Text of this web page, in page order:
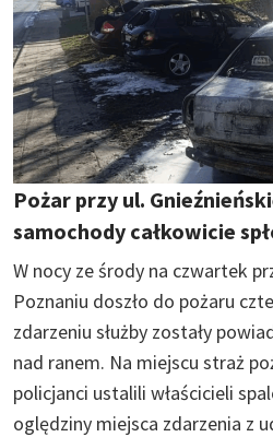
Pożar przy ul.
samochody całkowicie
W nocy ze środy na czwartek
Poznaniu doszło do pożaru
zdarzeniu służby zostały
nad ranem. Na miejscu straż
policjanci ustalili właścicieli
oględziny miejsca zdarzenia z